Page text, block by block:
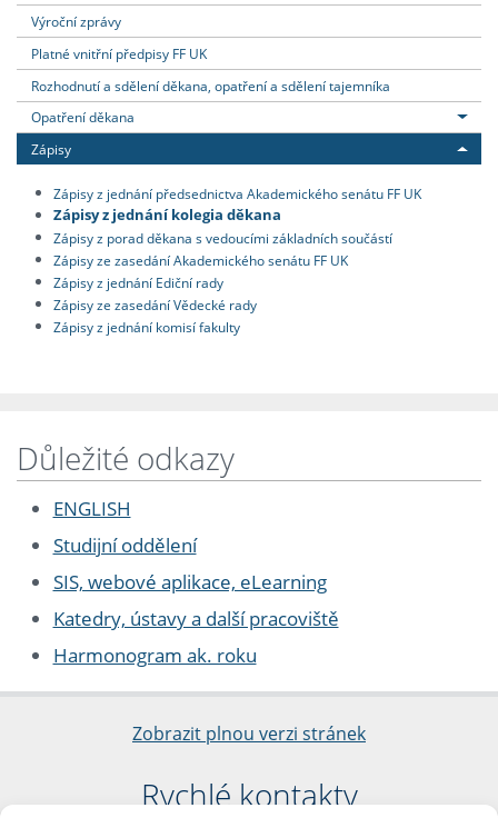
Výroční zprávy
Platné vnitřní předpisy FF UK
Rozhodnutí a sdělení děkana, opatření a sdělení tajemníka
Opatření děkana
Zápisy
Zápisy z jednání předsednictva Akademického senátu FF UK
Zápisy z jednání kolegia děkana
Zápisy z porad děkana s vedoucími základních součástí
Zápisy ze zasedání Akademického senátu FF UK
Zápisy z jednání Ediční rady
Zápisy ze zasedání Vědecké rady
Zápisy z jednání komisí fakulty
Důležité odkazy
ENGLISH
Studijní oddělení
SIS, webové aplikace, eLearning
Katedry, ústavy a další pracoviště
Harmonogram ak. roku
Zobrazit plnou verzi stránek
Rychlé kontakty